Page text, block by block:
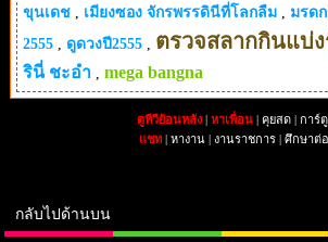
ขุนเดช, เมียงซอง จักรพรรดินีที่โลกลืม, มรด
2555, ดูดวงปี2555, ตรวจสลากกินแบ่
รินี่ ชะอํา, mega bangna
ดูทีวีย้อนหลัง| หาเพื่อน| คุยสด| การ์
แชท | หางาน | งานราชการ | ศึกษาต่
กลับไปด้านบน